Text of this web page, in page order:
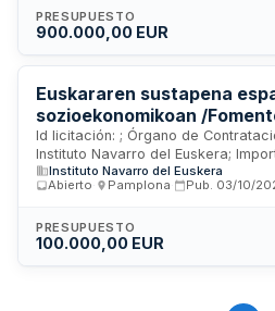
Ayuntamiento de Barcelona
Ayuntamiento de
Pública Administrativa.
PRESUPUESTO
900.000,00 EUR
Euskararen sustapena
sozioekonomikoan /
ámbito socioeconómico
Id licitación: ; Órgano de
Instituto Navarro del Euskera;
Previo
Instituto Navarro del Euskera
Abierto
Pamplona Pub. 03/10/
PRESUPUESTO
100.000,00 EUR